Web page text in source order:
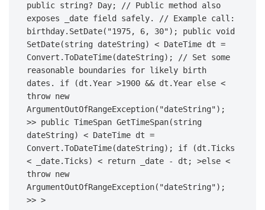
public string? Day; // Public method also
exposes _date field safely. // Example call:
birthday.SetDate("1975, 6, 30"); public void
SetDate(string dateString) < DateTime dt =
Convert.ToDateTime(dateString); // Set some
reasonable boundaries for likely birth
dates. if (dt.Year >1900 && dt.Year else <
throw new
ArgumentOutOfRangeException("dateString");
>> public TimeSpan GetTimeSpan(string
dateString) < DateTime dt =
Convert.ToDateTime(dateString); if (dt.Ticks
< _date.Ticks) < return _date - dt; >else <
throw new
ArgumentOutOfRangeException("dateString");
>> >